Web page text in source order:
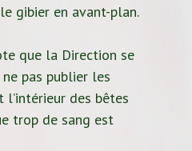
gibier en avant-plan.
que la Direction se
pas publier les
des bêtes
trop de sang est